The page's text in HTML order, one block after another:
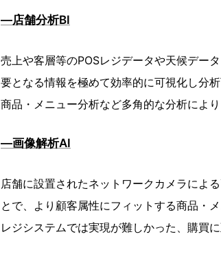
―店舗分析BI
売上や客層等のPOSレジデータや天候デー
要となる情報を極めて効率的に可視化し分
商品・メニュー分析など多角的な分析によ
―画像解析AI
店舗に設置されたネットワークカメラによ
とで、より顧客属性にフィットする商品・
レジシステムでは実現が難しかった、購買